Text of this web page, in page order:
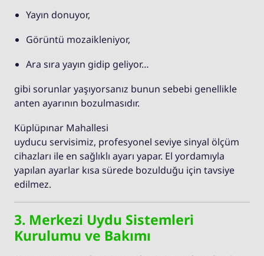
Yayın donuyor,
Görüntü mozaikleniyor,
Ara sıra yayın gidip geliyor…
gibi sorunlar yaşıyorsanız bunun sebebi genellikle
anten ayarının bozulmasıdır.
Küplüpınar Mahallesi
uyducu servisimiz, profesyonel seviye sinyal ölçüm
cihazları ile en sağlıklı ayarı yapar. El yordamıyla
yapılan ayarlar kısa sürede bozulduğu için tavsiye
edilmez.
3. Merkezi Uydu Sistemleri
Kurulumu ve Bakımı